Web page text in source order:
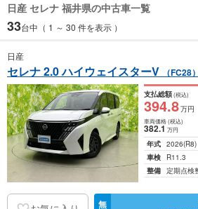
日産 セレナ 福井県の中古車一覧
33台中（ 1 ～ 30 件を表示 ）
日産
セレナ 2.0 ハイウェイスターV （FC28）
支払総額(税込)
394.8万円
車両価格(税込)
382.1万円
年式 2026(R8)
車検
R11.3
整備 定期点検
無